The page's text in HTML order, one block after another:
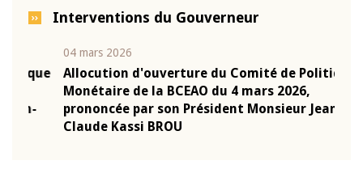
Interventions du Gouverneur
04 mars 2026
Allocution d'ouverture du Comité de Politique
Monétaire de la BCEAO du 4 mars 2026,
prononcée par son Président Monsieur Jean-
Claude Kassi BROU